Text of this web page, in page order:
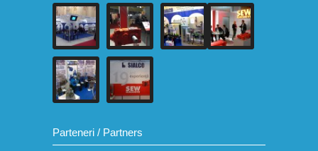
Parteneri / Partners